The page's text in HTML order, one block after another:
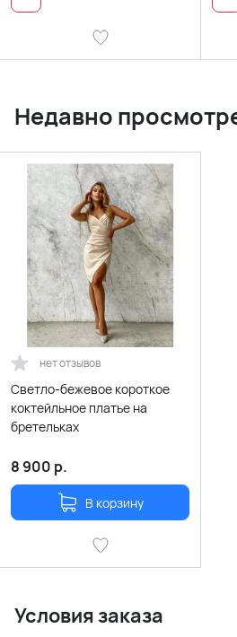
Недавно
нет отзывов
Светло-бежевое короткое
коктейльное платье на
бретельках
8 900 р.
В корзину
Условия заказа